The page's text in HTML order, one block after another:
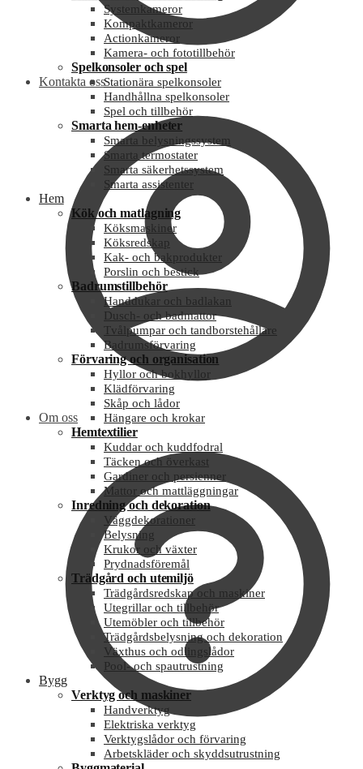
Kontakta oss
Om oss
Systemkameror
Kompaktkameror
Actionkameror
Kamera- och fototillbehör
Spelkonsoler och spel
Stationära spelkonsoler
Handhållna spelkonsoler
Spel och tillbehör
Smarta hem-enheter
Smarta belysningssystem
Smarta termostater
Smarta säkerhetssystem
Smarta assistenter
Hem
Kök och matlagning
Köksmaskiner
Köksredskap
Kak- och bakprodukter
Porslin och bestick
Badrumstillbehör
Handdukar och badlakan
Dusch- och badmattor
Tvålpumpar och tandborstehållare
Badrumsförvaring
Förvaring och organisation
Hyllor och bokhyllor
Klädförvaring
Skåp och lådor
Hängare och krokar
Hemtextilier
Kuddar och kuddfodral
Täcken och överkast
Gardiner och persienner
Mattor och mattläggningar
Inredning och dekoration
Väggdekorationer
Belysning
Krukor och växter
Prydnadsföremål
Trädgård och utemiljö
Trädgårdsredskap och maskiner
Utegrillar och tillbehör
Utemöbler och tillbehör
Trädgårdsbelysning och dekoration
Växthus och odlingslådor
Pool- och spautrustning
Bygg
Verktyg och maskiner
Handverktyg
Elektriska verktyg
Verktygslådor och förvaring
Arbetskläder och skyddsutrustning